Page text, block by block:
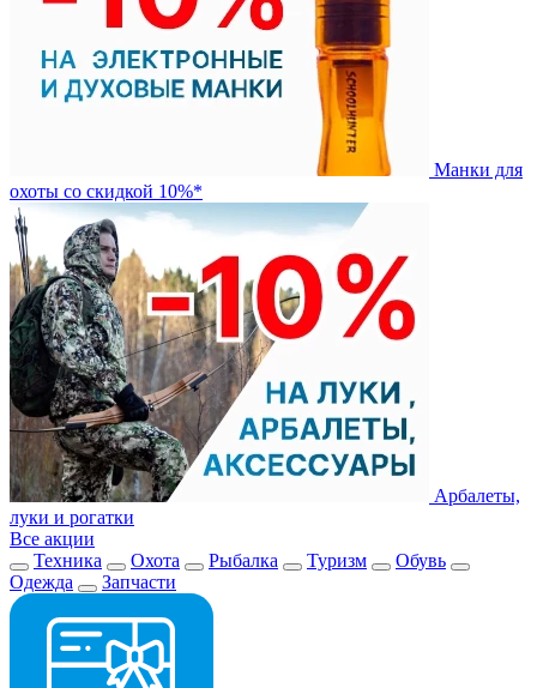
Манки для
охоты со скидкой 10%*
Арбалеты,
луки и рогатки
Все акции
Техника
Охота Рыбалка Туризм
Обувь
Одежда
Запчасти